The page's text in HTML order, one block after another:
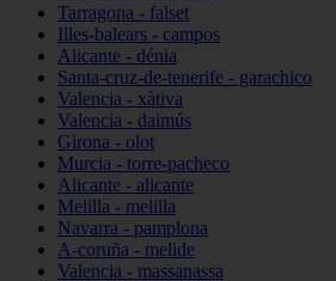
Tarragona - falset
Illes-balears - campos
Alicante - dénia
Santa-cruz-de-tenerife - garachico
Valencia - xàtiva
Valencia - daimús
Girona - olot
Murcia - torre-pacheco
Alicante - alicante
Melilla - melilla
Navarra - pamplona
A-coruña - melide
Valencia - massanassa